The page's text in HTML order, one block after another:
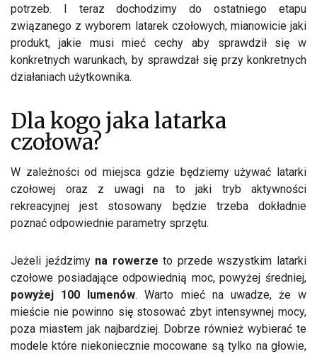
potrzeb. I teraz dochodzimy do ostatniego etapu
związanego z wyborem latarek czołowych, mianowicie jaki
produkt, jakie musi mieć cechy aby sprawdził się w
konkretnych warunkach, by sprawdzał się przy konkretnych
działaniach użytkownika.
Dla kogo jaka latarka
czołowa?
W zależności od miejsca gdzie będziemy używać latarki
czołowej oraz z uwagi na to jaki tryb aktywności
rekreacyjnej jest stosowany będzie trzeba dokładnie
poznać odpowiednie parametry sprzętu.
Jeżeli jeździmyna rowerze to przede wszystkim latarki
czołowe posiadające odpowiednią moc, powyżej średniej,
powyżej 100 lumenów. Warto mieć na uwadze, że w
mieście nie powinno się stosować zbyt intensywnej mocy,
poza miastem jak najbardziej. Dobrze również wybierać te
modele które niekoniecznie mocowane są tylko na głowie,